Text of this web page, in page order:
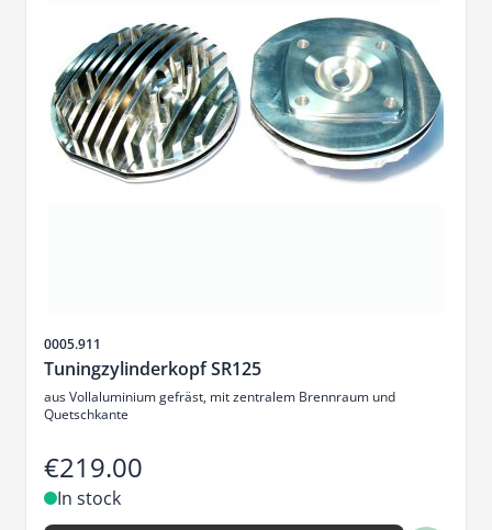
Sku
0005.911
Tuningzylinderkopf SR125
aus Vollaluminium gefräst, mit zentralem Brennraum und
Quetschkante
€219.00
In stock